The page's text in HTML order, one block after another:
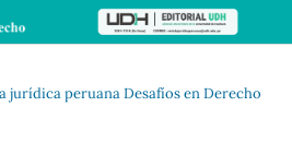
jurídica peruana Desafíos en Derecho